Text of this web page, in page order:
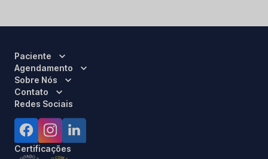
Paciente
Agendamento
Sobre Nós
Contato
Redes Sociais
Certificações